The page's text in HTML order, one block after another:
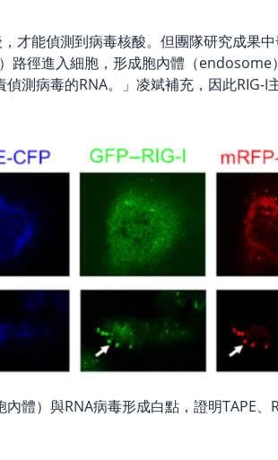
才能偵測到病毒核酸。但團隊研究成果
徑進入細胞，形成胞內體（
測病毒的RNA。」凌斌補充，因此RIG-I
內體）與RNA病毒形成白點，證明TAPE